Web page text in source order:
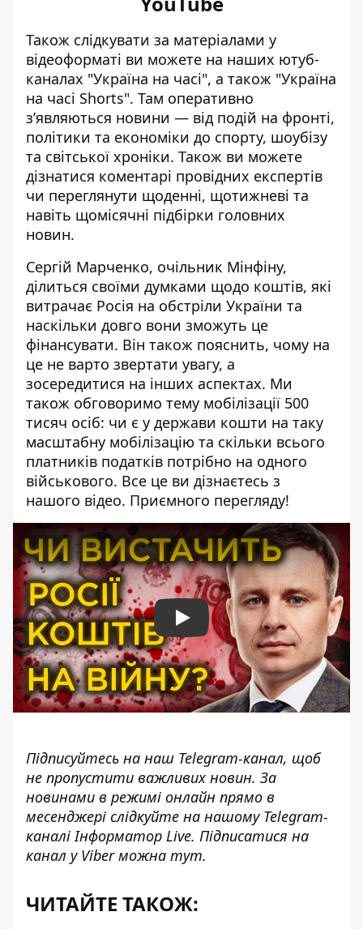
Також слідкувати за матеріалами у
відеоформаті ви можете на наших ютуб-
каналах "Україна на часі", а також "Україна
на часі Shorts". Там оперативно
зʼявляються новини — від подій на фронті,
політики та економіки до спорту, шоубізу
та світської хроніки. Також ви можете
дізнатися коментарі провідних експертів
чи переглянути щоденні, щотижневі та
навіть щомісячні підбірки головних
новин.
Сергій Марченко, очільник Мінфіну,
ділиться своїми думками щодо коштів, які
витрачає Росія на обстріли України та
наскільки довго вони зможуть це
фінансувати. Він також пояснить, чому на
це не варто звертати увагу, а
зосередитися на інших аспектах. Ми
також обговоримо тему мобілізації 500
тисяч осіб: чи є у держави кошти на таку
масштабну мобілізацію та скільки всього
платників податків потрібно на одного
військового. Все це ви дізнаєтесь з
нашого відео. Приємного перегляду!
Play
Підписуйтесь на наш Telegram-канал, щоб
не пропустити важливих новин. За
новинами в режимі онлайн прямо в
месенджері слідкуйте на нашому Telegram-
каналіІнформатор Live. Підписатися на
канал у Viber можна тут.
ЧИТАЙТЕ ТАКОЖ: